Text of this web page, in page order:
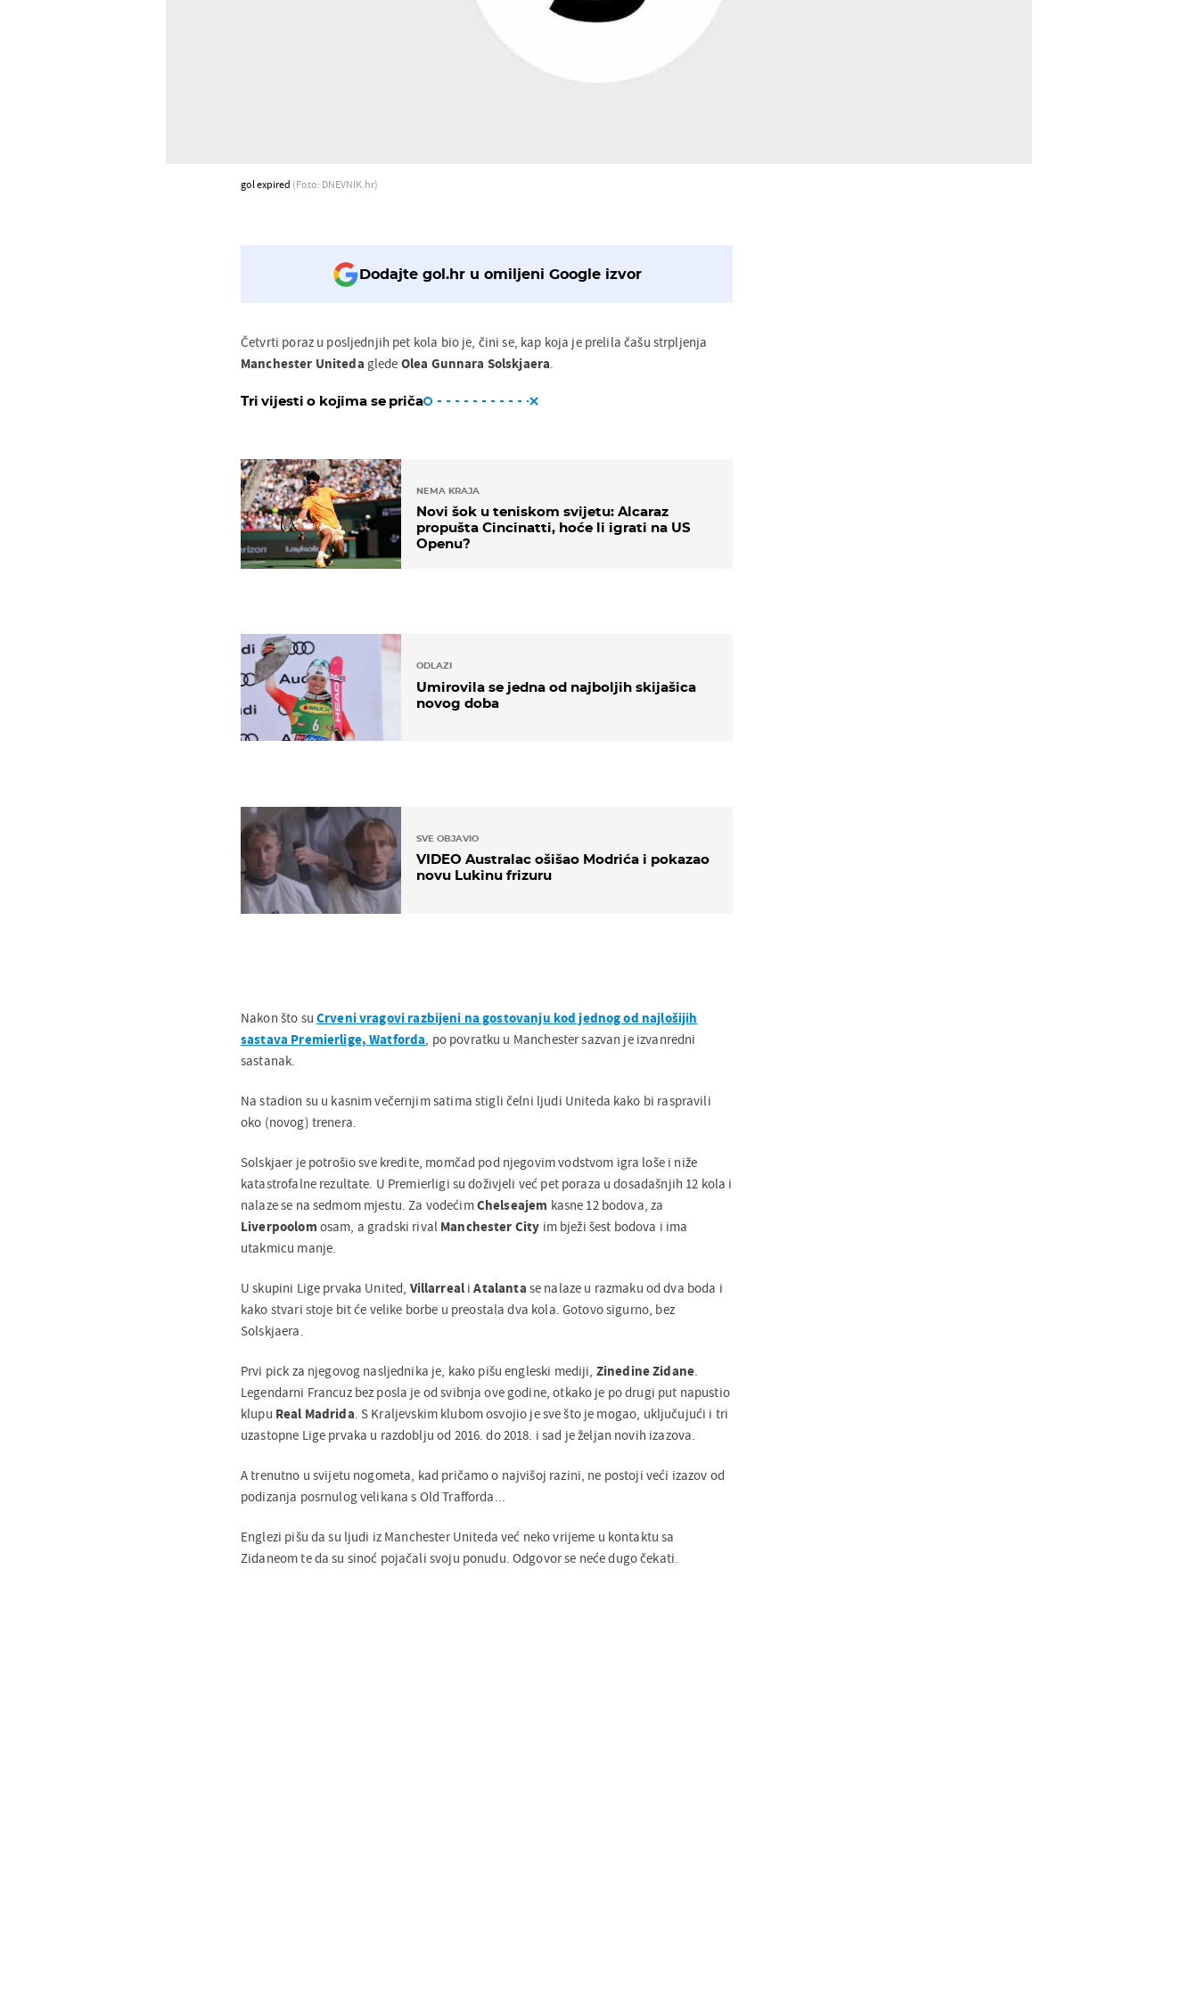
gol expired (Foto: DNEVNIK.hr)
Dodajte gol.hr u omiljeni Google izvor
Četvrti poraz u posljednjih pet kola bio je, čini se, kap koja je prelila čašu strpljenja
Manchester Uniteda glede Olea Gunnara Solskjaera.
Tri vijesti o kojima se priča
NEMA KRAJA
Novi šok u teniskom svijetu: Alcaraz
propušta Cincinatti, hoće li igrati na US
Openu?
ODLAZI
Umirovila se jedna od najboljih skijašica
novog doba
SVE OBJAVIO
VIDEO Australac ošišao Modrića i pokazao
novu Lukinu frizuru
Nakon što su Crveni vragovi razbijeni na gostovanju kod jednog od najlošijih
sastava Premierlige, Watforda, po povratku u Manchester sazvan je izvanredni
sastanak.
Na stadion su u kasnim večernjim satima stigli čelni ljudi Uniteda kako bi raspravili
oko (novog) trenera.
Solskjaer je potrošio sve kredite, momčad pod njegovim vodstvom igra loše i niže
katastrofalne rezultate. U Premierligi su doživjeli već pet poraza u dosadašnjih 12 kola i
nalaze se na sedmom mjestu. Za vodećimChelseajem kasne 12 bodova, za
Liverpoolom osam, a gradski rival Manchester City im bježi šest bodova i ima
utakmicu manje.
U skupini Lige prvaka United, Villarreal iAtalanta se nalaze u razmaku od dva boda i
kako stvari stoje bit će velike borbe u preostala dva kola. Gotovo sigurno, bez
Solskjaera.
Prvi pick za njegovog nasljednika je, kako pišu engleski mediji, Zinedine Zidane.
Legendarni Francuz bez posla je od svibnja ove godine, otkako je po drugi put napustio
klupu Real Madrida. S Kraljevskim klubom osvojio je sve što je mogao, uključujući i tri
uzastopne Lige prvaka u razdoblju od 2016. do 2018. i sad je željan novih izazova.
A trenutno u svijetu nogometa, kad pričamo o najvišoj razini, ne postoji veći izazov od
podizanja posrnulog velikana s Old Trafforda...
Englezi pišu da su ljudi iz Manchester Uniteda već neko vrijeme u kontaktu sa
Zidaneom te da su sinoć pojačali svoju ponudu. Odgovor se neće dugo čekati.